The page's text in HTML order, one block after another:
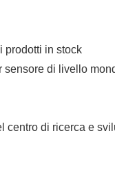
prodotti in stock
di livello
centro di ricerca e